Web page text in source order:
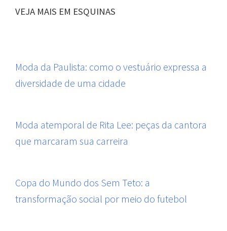
VEJA MAIS EM ESQUINAS
Moda da Paulista: como o vestuário expressa a
diversidade de uma cidade
Moda atemporal de Rita Lee: peças da cantora
que marcaram sua carreira
Copa do Mundo dos Sem Teto: a
transformação social por meio do futebol